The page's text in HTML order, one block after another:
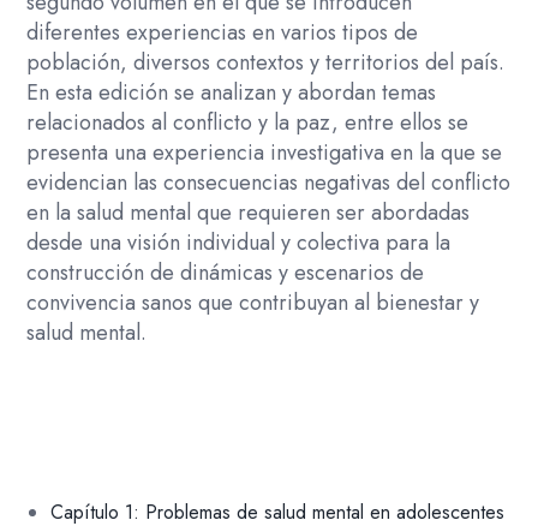
diferentes experiencias en varios tipos de
población, diversos contextos y territorios del país.
En esta edición se analizan y abordan temas
relacionados al conflicto y la paz, entre ellos se
presenta una experiencia investigativa en la que se
evidencian las consecuencias negativas del conflicto
en la salud mental que requieren ser abordadas
desde una visión individual y colectiva para la
construcción de dinámicas y escenarios de
convivencia sanos que contribuyan al bienestar y
salud mental.
Capítulo 1: Problemas de salud mental en adolescentes